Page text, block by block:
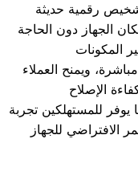
رقمية حديثة
الجهاز دون الحاجة
المكونات
ويمنح العملاء
الإصلاح
يوفر للمستهلكين تجربة